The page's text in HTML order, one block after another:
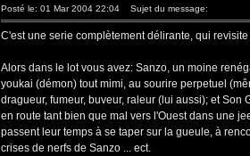
Posté le: 01 Mar 2004 22:04 Sujet du message:
C'est une serie complètement délirante, qui
Alors dans le lot vous avez: Sanzo, un moine
youkai (démon) tout mimi, au sourire perpetuel
dragueur, fumeur, buveur, raleur (lui aussi); et Son
en route tant bien que mal vers l'Ouest dans une
passent leur temps à se taper sur la gueule, à
crises de nerfs de Sanzo ... ect.